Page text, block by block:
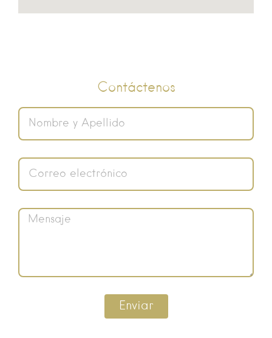
Contáctenos
Enviar